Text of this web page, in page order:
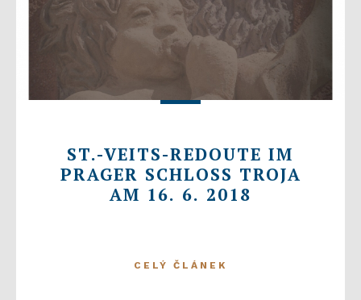
ST.-VEITS-REDOUTE IM
PRAGER SCHLOSS TROJA
AM 16. 6. 2018
CELÝ ČLÁNEK